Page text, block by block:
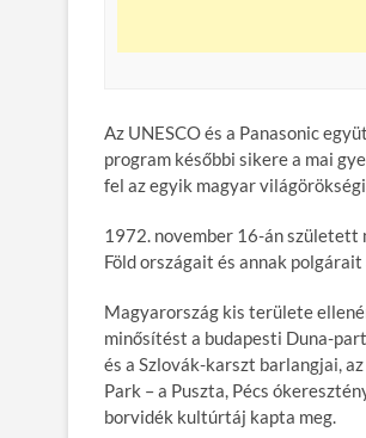
Az UNESCO és a Panasonic
program későbbi sikere a mai
fel az egyik magyar
1972. november 16-án született
Föld országait és annak
Magyarország kis területe
minősítést a budapesti Duna-
és a Szlovák-karszt barlangjai,
Park – a Puszta, Pécs
borvidék kultúrtáj kapta meg.